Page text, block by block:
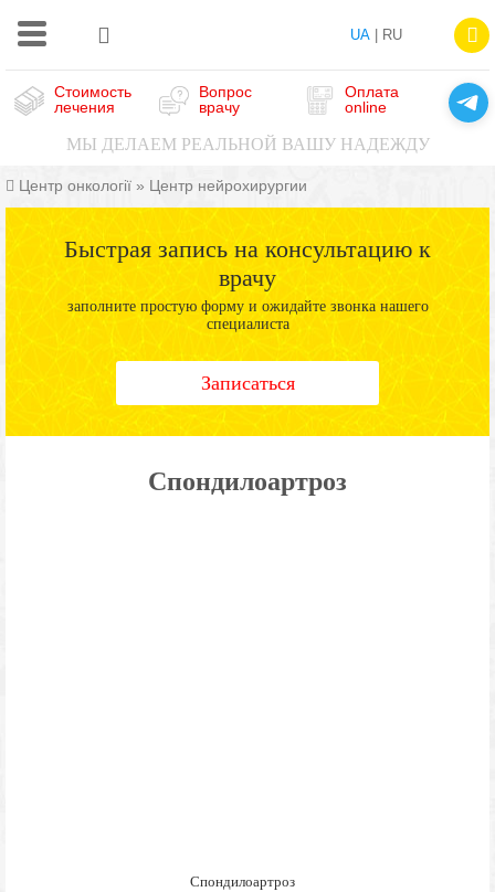
UA| RU
Стоимость
лечения
Вопрос
врачу
Оплата
online
МЫ ДЕЛАЕМ РЕАЛЬНОЙ ВАШУ НАДЕЖДУ
Центр онкології » Центр нейрохирургии
Быстрая запись на консультацию к
врачу
заполните простую форму и ожидайте звонка нашего
специалиста
Записаться
Спондилоартроз
Спондилоартроз